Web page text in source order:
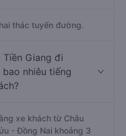
thác tuyến đường.
Tiền Giang đi
nhiêu tiếng
xe khách từ Châu
- Đồng Nai khoảng 3